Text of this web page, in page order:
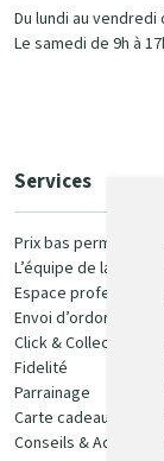
Du lundi au vendredi
Le samedi de 9h à
Services
Prix bas permanent
L’équipe de la
Espace
Envoi d’ordonnance
Click & Collect
Fidelité
Parrainage
Carte cadeau
Conseils & Actualités